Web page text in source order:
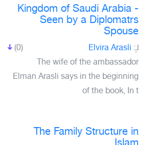
Kingdom of Saudi Arabia -
Seen by a Diplomatrs
Spouse
(0) لـِ: Elvira Arasli
The wife of the ambassador
Elman Arasli says in the beginning
of the book, In t
The Family Structure in